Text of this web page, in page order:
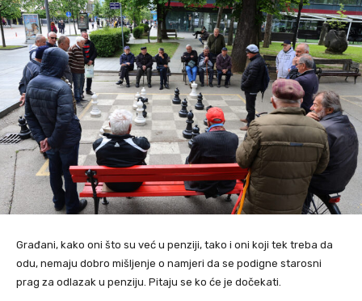
Građani, kako oni što su već u penziji, tako i oni koji tek treba da
odu, nemaju dobro mišljenje o namjeri da se podigne starosni
prag za odlazak u penziju. Pitaju se ko će je dočekati.